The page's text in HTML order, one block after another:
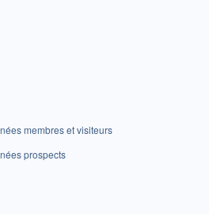
membres et visiteurs
prospects